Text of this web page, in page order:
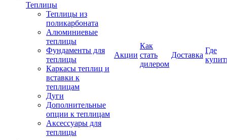
Теплицы
Теплицы из
поликарбоната
Алюминиевые
теплицы
Фундаменты для
теплицы
Каркасы теплиц и
вставки к
теплицам
Дуги
Дополнительные
опции к теплицам
Аксессуары для
теплицы
Акции
Как
стать
дилером
Доставка
Где